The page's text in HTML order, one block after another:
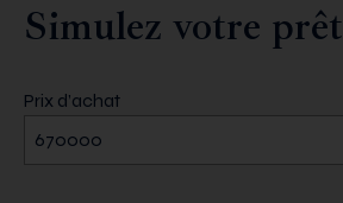
Simulez votre prêt
Prix d’achat